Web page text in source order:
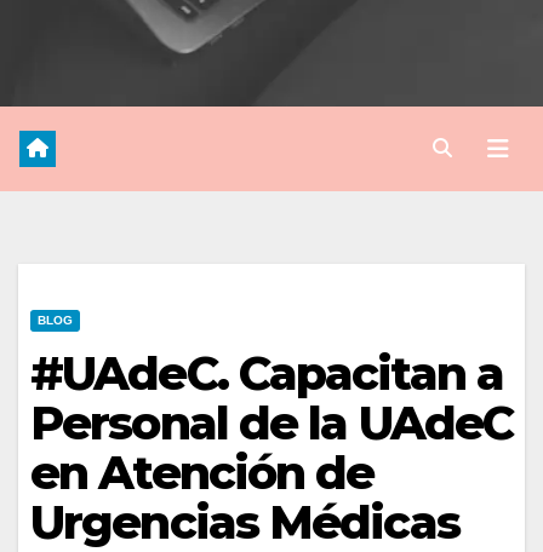
BLOG
#UAdeC. Capacitan a
Personal de la UAdeC
en Atención de
Urgencias Médicas